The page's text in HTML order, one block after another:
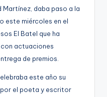
Martínez, daba paso a la
este miércoles en el
El Batel que ha
con actuaciones
de premios.
este año su
el poeta y escritor